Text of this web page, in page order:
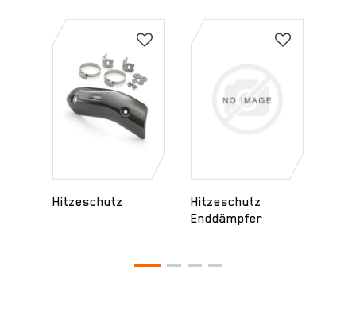
Hitzeschutz
Hitzeschutz
Enddämpfer